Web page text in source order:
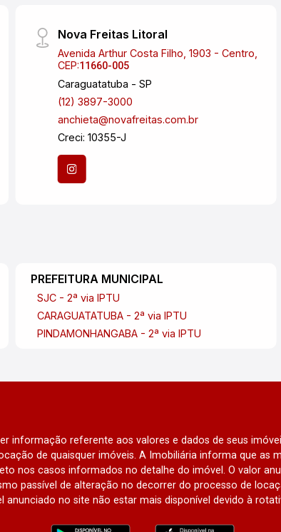
Nova Freitas Litoral
Avenida Arthur Costa Filho, 1903 - Centro,
CEP:11660-005
Caraguatatuba - SP
(12) 3897-3000
anchieta@novafreitas.com.br
Creci: 10355-J
PREFEITURA MUNICIPAL
SJC - 2ª via IPTU
CARAGUATATUBA - 2ª via IPTU
PINDAMONHANGABA - 2ª via IPTU
informação referente aos valores e dados de seus
de quaisquer imóveis. A Imobiliária informa que as
nos casos informados no detalhe do imóvel. O valor
passível de alteração no decorrer do processo de
anunciado no site não estar mais disponível devido à